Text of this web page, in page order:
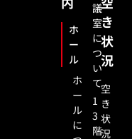
ホ
ー
ル
ホ
ー
ル
に
議
室
に
つ
い
て
1
3
階
き
状
況
空
き
状
況